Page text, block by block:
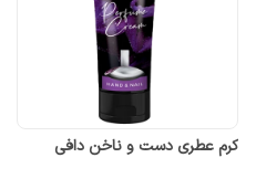
کرم عطری دست و ناخن دافی